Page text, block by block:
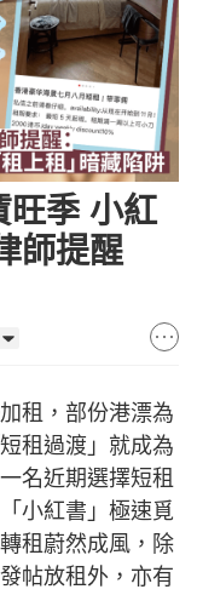
旺季 小紅
師提醒
租，部份港漂為
租過渡」就成為
名近期選擇短租
小紅書」極速覓
租蔚然成風，除
帖放租外，亦有